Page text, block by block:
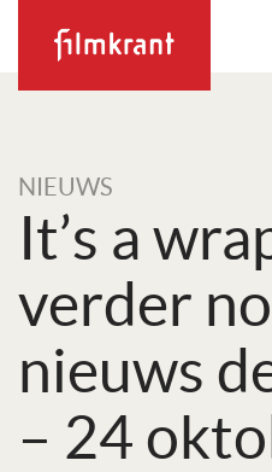
NIEUWS
It’s a
verder
nieuws
– 24